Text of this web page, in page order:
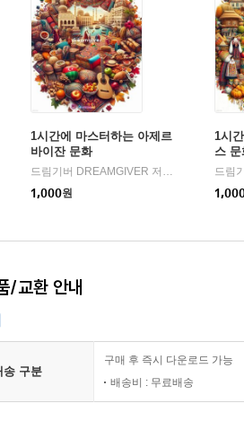
1시간에 마스터하는 아제르
바이잔 문화
|
플레이월드주
1,000원
1시
스 문
/교환 안내
송 구분
구매 후 즉시 다운로드 가능
배송비 : 무료배송